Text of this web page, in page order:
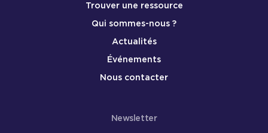
Trouver une ressource
Qui sommes-nous ?
Actualités
Événements
Nous contacter
Newsletter